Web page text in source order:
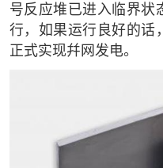
号反应堆已进入临界状
行，如果运行良好的话
正式实现幷网发电。